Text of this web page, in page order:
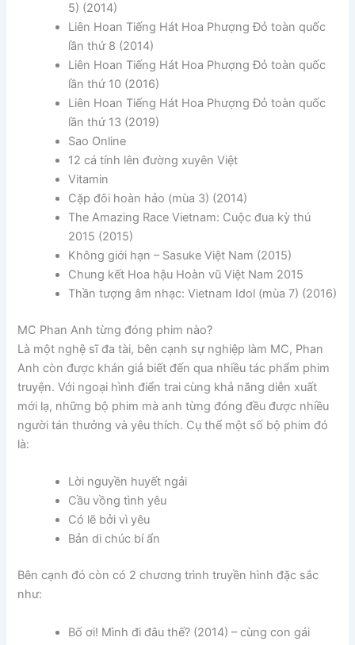
5) (2014)
Liên Hoan Tiếng Hát Hoa Phượng Đỏ toàn quốc
lần thứ 8 (2014)
Liên Hoan Tiếng Hát Hoa Phượng Đỏ toàn quốc
lần thứ 10 (2016)
Liên Hoan Tiếng Hát Hoa Phượng Đỏ toàn quốc
lần thứ 13 (2019)
Sao Online
12 cá tính lên đường xuyên Việt
Vitamin
Cặp đôi hoàn hảo (mùa 3) (2014)
The Amazing Race Vietnam: Cuộc đua kỳ thú
2015 (2015)
Không giới hạn – Sasuke Việt Nam (2015)
Chung kết Hoa hậu Hoàn vũ Việt Nam 2015
Thần tượng âm nhạc: Vietnam Idol (mùa 7) (2016)
MC Phan Anh từng đóng phim nào?
Là một nghệ sĩ đa tài, bên cạnh sự nghiệp làm MC, Phan
Anh còn được khán giả biết đến qua nhiều tác phẩm phim
truyện. Với ngoại hình điển trai cùng khả năng diễn xuất
mới lạ, những bộ phim mà anh từng đóng đều được nhiều
người tán thưởng và yêu thích. Cụ thể một số bộ phim đó
là:
Lời nguyền huyết ngải
Cầu vồng tình yêu
Có lẽ bởi vì yêu
Bản di chúc bí ẩn
Bên cạnh đó còn có 2 chương trình truyền hình đặc sắc
như:
Bố ơi! Mình đi đâu thế? (2014) – cùng con gái